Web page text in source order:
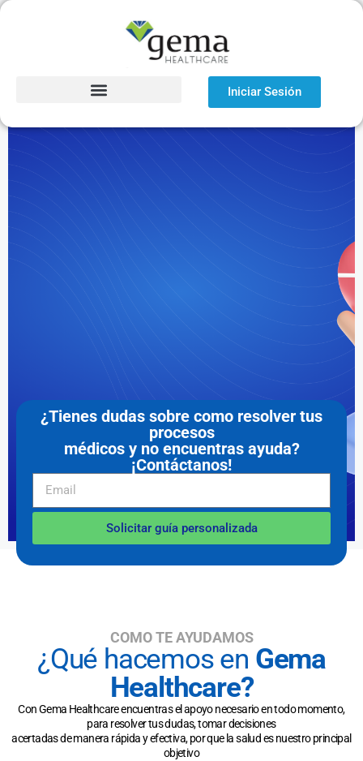
Iniciar Sesión
Un diagnóstico
segundos
¡Estamos aquí para ayudarte a
tomar la mejor decisión!
¿Tienes dudas sobre como resolver tus
procesos
médicos y no encuentras ayuda?
¡Contáctanos!
Solicitar guía personalizada
COMO TE AYUDAMOS
¿Qué hacemos en Gema
Healthcare?
Con Gema Healthcare encuentras el apoyo necesario en todo momento,
para resolver tus dudas, tomar decisiones
acertadas de manera rápida y efectiva, por que la salud es nuestro principal
objetivo